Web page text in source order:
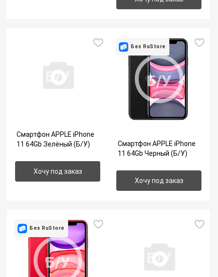
Смартфон APPLE iPhone
11 64Gb Зелёный (Б/У)
Хочу под заказ
Без RuStore
Б/У
Смартфон APPLE iPhone
11 64Gb Черный (Б/У)
Хочу под заказ
Без RuStore
Б/У